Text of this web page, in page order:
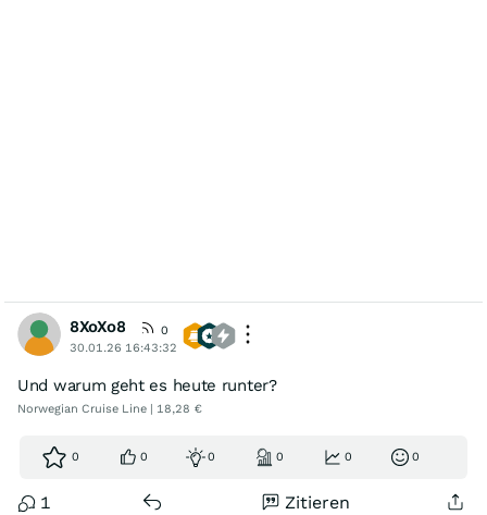
8XoXo8
0
30.01.26 16:43:32
Und warum geht es heute runter?
Norwegian Cruise Line | 18,28 €
0 0 0 0 0 0
1 Zitieren